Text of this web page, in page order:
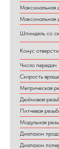
Максимальная
Максимальная
Шпиндель со
Конус
Число передач
Скорость
Метрическая
Дюймовая
Питчевая
Модульная
Диапазон
Диапазон